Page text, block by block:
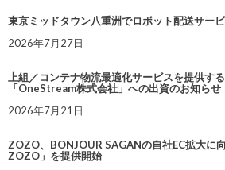
東京ミッドタウン八重洲でロボット配送サー
2026年7月27日
上組／コンテナ物流最適化サービスを提供す
「OneStream株式会社」への出資のお知らせ
2026年7月21日
ZOZO、BONJOUR SAGANの自社EC拡大に
ZOZO」を提供開始